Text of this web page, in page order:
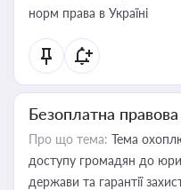
норм права в Україні
Безоплатна
Про що тема: Тема
доступу громадян до
держави та гарантії